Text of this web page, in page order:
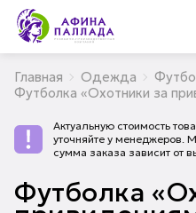
Главная Одежда
Футболка «Охотники за
Актуальную стоимость
уточняйте у менеджеров.
сумма заказа зависит от
Футболка